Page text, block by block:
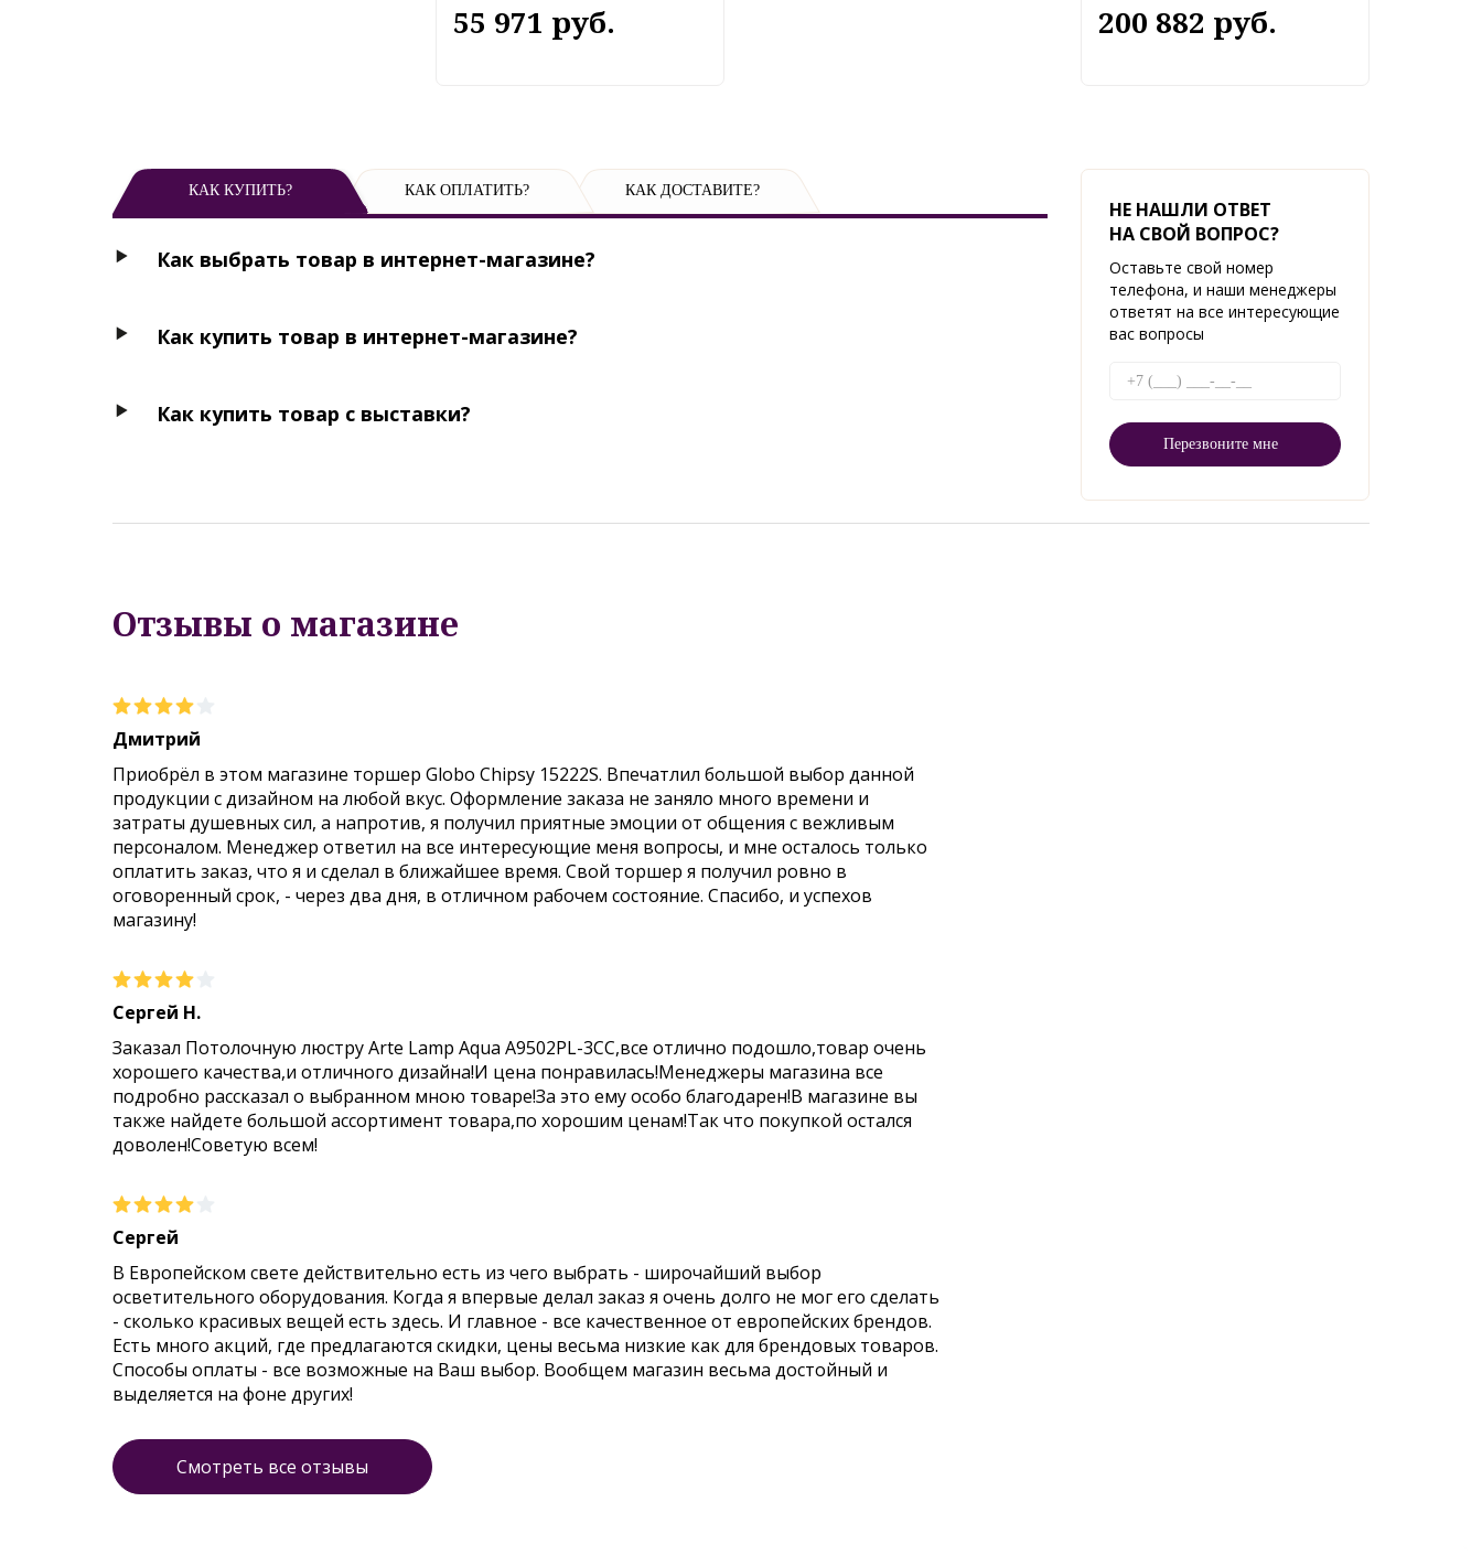
55 971 руб. 200 882 руб.
КАК КУПИТЬ? КАК ОПЛАТИТЬ? КАК ДОСТАВИТЕ?
Как выбрать товар в интернет-магазине?
Как купить товар в интернет-магазине?
Как купить товар с выставки?
НЕ НАШЛИ ОТВЕТ
НА СВОЙ ВОПРОС?
Оставьте свой номер
телефона, и наши менеджеры
ответят на все интересующие
вас вопросы
Отзывы о магазине
Дмитрий
Приобрёл в этом магазине торшер Globo Chipsy 15222S. Впечатлил большой выбор данной
продукции с дизайном на любой вкус. Оформление заказа не заняло много времени и
затраты душевных сил, а напротив, я получил приятные эмоции от общения с вежливым
персоналом. Менеджер ответил на все интересующие меня вопросы, и мне осталось только
оплатить заказ, что я и сделал в ближайшее время. Свой торшер я получил ровно в
оговоренный срок, - через два дня, в отличном рабочем состояние. Спасибо, и успехов
магазину!
Сергей Н.
Заказал Потолочную люстру Arte Lamp Aqua A9502PL-3CC,все отлично подошло,товар очень
хорошего качества,и отличного дизайна!И цена понравилась!Менеджеры магазина все
подробно рассказал о выбранном мною товаре!За это ему особо благодарен!В магазине вы
также найдете большой ассортимент товара,по хорошим ценам!Так что покупкой остался
доволен!Советую всем!
Сергей
В Европейском свете действительно есть из чего выбрать - широчайший выбор
осветительного оборудования. Когда я впервые делал заказ я очень долго не мог его сделать
- сколько красивых вещей есть здесь. И главное - все качественное от европейских брендов.
Есть много акций, где предлагаются скидки, цены весьма низкие как для брендовых товаров.
Способы оплаты - все возможные на Ваш выбор. Вообщем магазин весьма достойный и
выделяется на фоне других!
Смотреть все отзывы